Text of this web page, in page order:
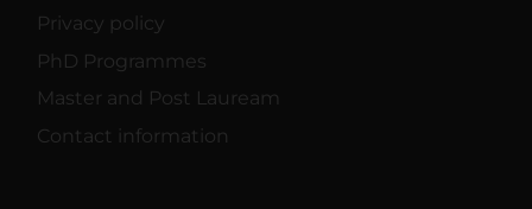
Privacy policy
PhD Programmes
Master and Post Lauream
Contact information